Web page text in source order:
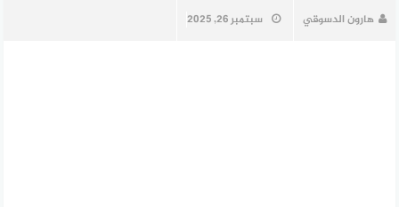
هارون الدسوقي سبتمبر 26, 2025